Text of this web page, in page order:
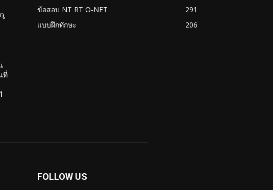
ที่
ข้อสอบ NT RT O-NET
291
แบบฝึกทักษะ
206
FOLLOW US